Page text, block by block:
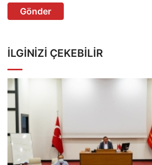
Gönder
İLGINIZI ÇEKEBILIR